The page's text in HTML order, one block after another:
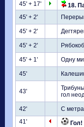
45' + 17'
18.
45' + 2'
45' + 2'
45' + 2'
45' + 1' Одну
45'
43'
гол
42'
С метра
41'